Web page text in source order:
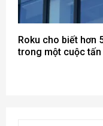
Roku cho biết hơn
trong một cuộc